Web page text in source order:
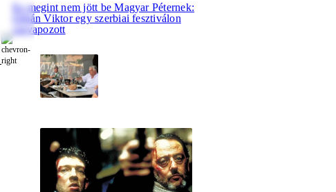
Ez megint nem jött be Magyar Péternek:
Orbán Viktor egy szerbiai fesztiválon
csevapozott